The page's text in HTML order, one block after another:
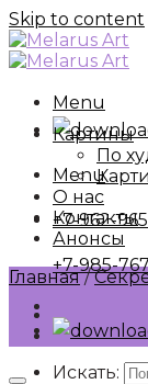
Skip to content
Menu
Menu
+7-962-
+7-985-
Искать:
Картины
По
О нас
Контакты
Анонсы
Главная /